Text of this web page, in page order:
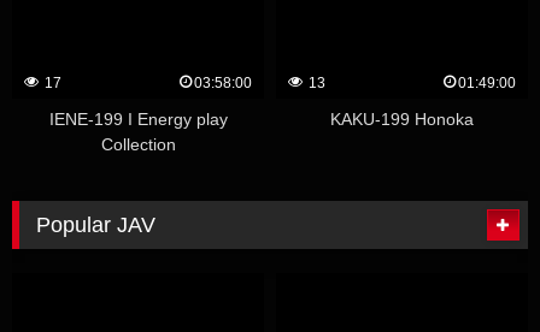
17 03:58:00
IENE-199 I Energy play
Collection
13 01:49:00
KAKU-199 Honoka
Popular JAV